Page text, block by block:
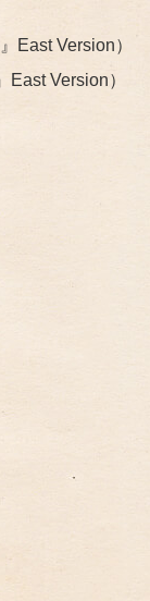
Version）
East Version）